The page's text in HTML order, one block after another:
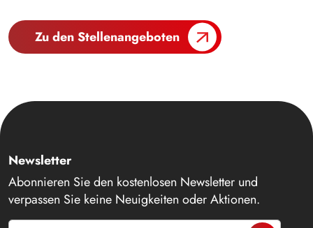
Zu den Stellenangeboten
Newsletter
Abonnieren Sie den kostenlosen Newsletter und
verpassen Sie keine Neuigkeiten oder Aktionen.